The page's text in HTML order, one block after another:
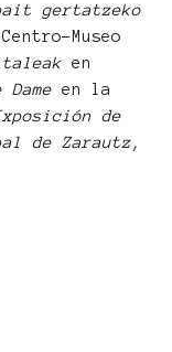
gertatzeko
Museo
en
Dame en la
de
de Zarautz,